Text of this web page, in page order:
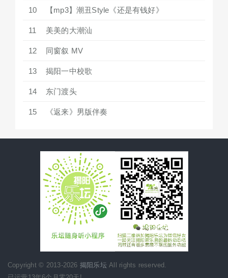
10 【mp3】潮丑Style《还是有钱好》
11 美美的大潮汕
12 同窗叙 MV
13 揭阳一中校歌
14 东门渡头
15 《返来》男版伴奏
Copyright © 2013-2026 揭阳乐坛 All rights reserved.